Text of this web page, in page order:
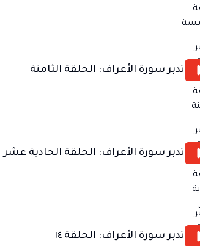
تدبر سورة الأعراف: الحلقة الثامنة
تدبر سورة الأعراف: الحلقة الحادية عشر
تدبر سورة الأعراف: الحلقة ١٤